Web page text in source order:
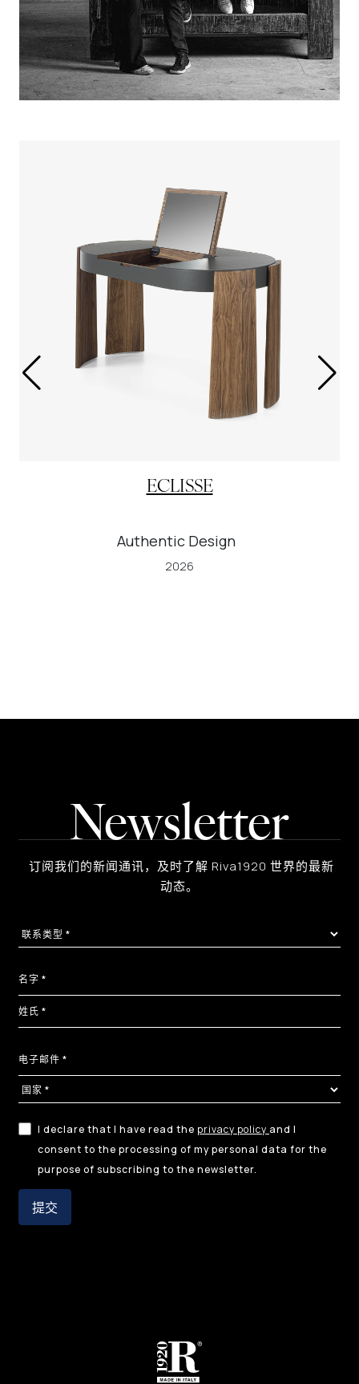
ECLISSE
Authentic Design
2026
Newsletter
订阅我们的新闻通讯，及时了解 Riva1920 世界的最新
动态。
I declare that I have read the privacy policy and I
consent to the processing of my personal data for the
purpose of subscribing to the newsletter.
提交